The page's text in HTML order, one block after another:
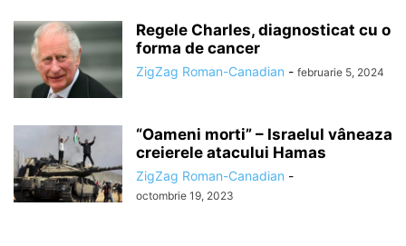
Regele Charles, diagnosticat cu o
forma de cancer
ZigZag Roman-Canadian - februarie 5, 2024
“Oameni morti” – Israelul vâneaza
creierele atacului Hamas
ZigZag Roman-Canadian -
octombrie 19, 2023